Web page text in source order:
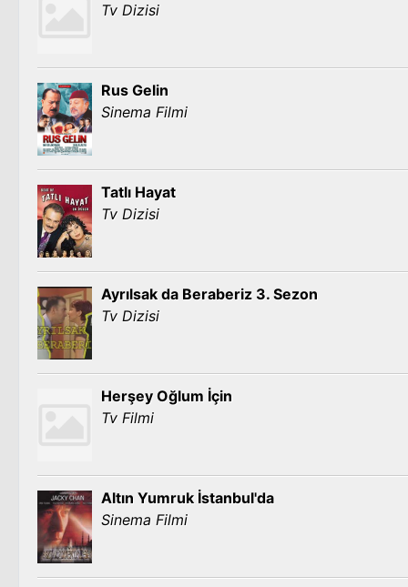
Tv Dizisi
Rus Gelin
Sinema Filmi
Tatlı Hayat
Tv Dizisi
Ayrılsak da Beraberiz 3. Sezon
Tv Dizisi
Herşey Oğlum İçin
Tv Filmi
Altın Yumruk İstanbul'da
Sinema Filmi